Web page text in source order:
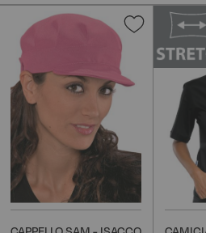
Aggiungi
alla
lista
desideri